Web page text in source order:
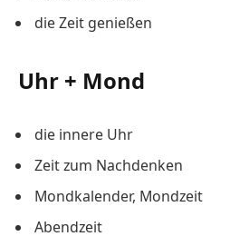
die Zeit genießen
Uhr + Mond
die innere Uhr
Zeit zum Nachdenken
Mondkalender, Mondzeit
Abendzeit